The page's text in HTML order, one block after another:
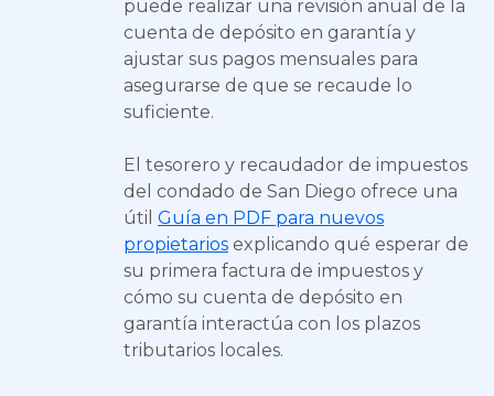
puede realizar una revisión anual de la
cuenta de depósito en garantía y
ajustar sus pagos mensuales para
asegurarse de que se recaude lo
suficiente.
El tesorero y recaudador de impuestos
del condado de San Diego ofrece una
útil Guía en PDF para nuevos
propietarios explicando qué esperar de
su primera factura de impuestos y
cómo su cuenta de depósito en
garantía interactúa con los plazos
tributarios locales.